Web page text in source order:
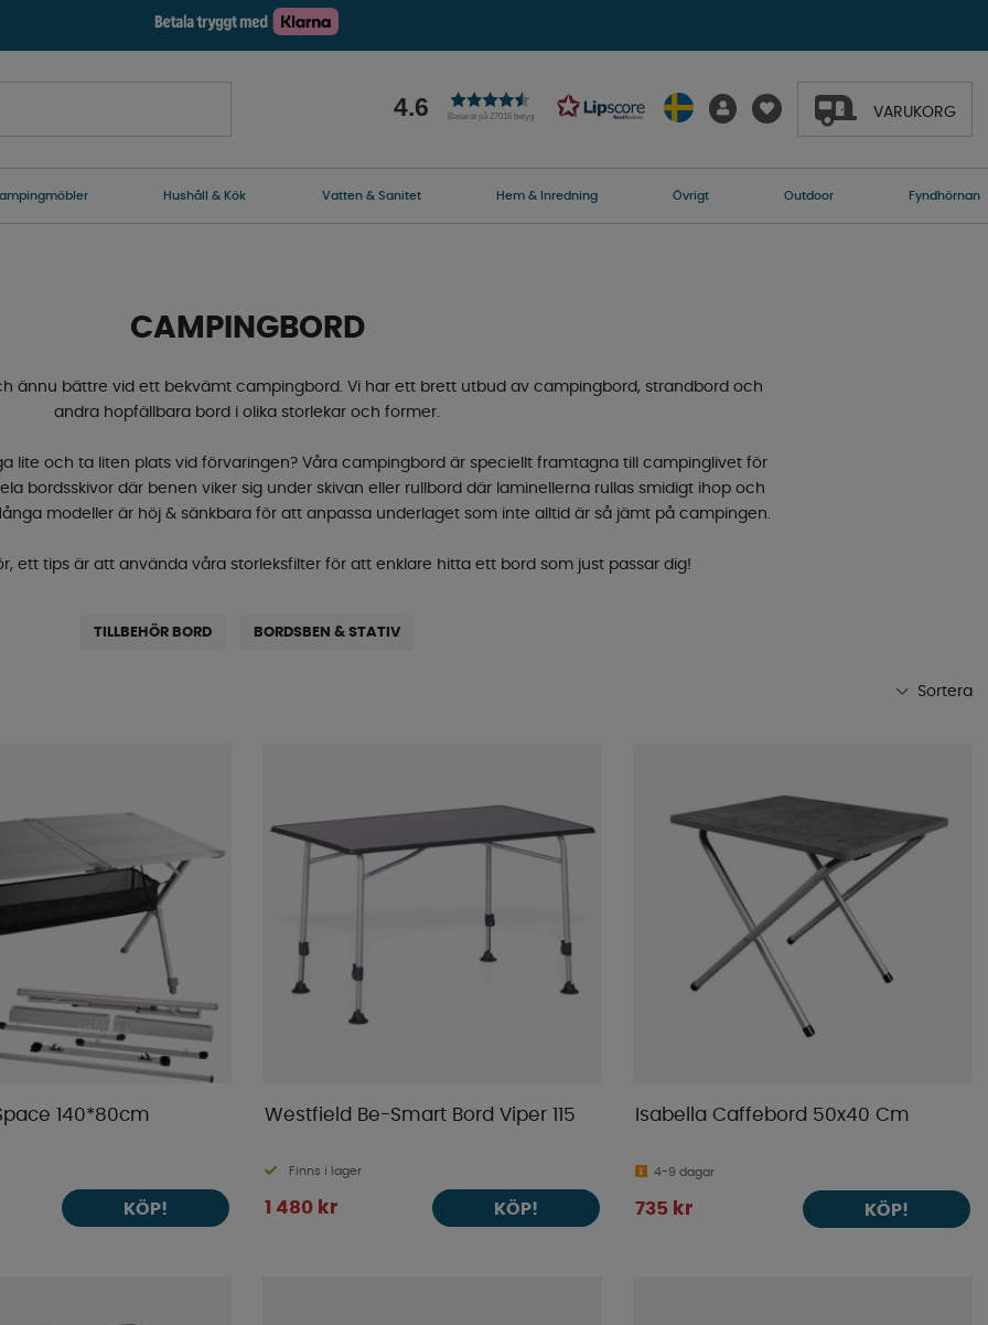
4.6 Baserat på 27016 betyg VARUKORG
Hushåll & Kök Vatten & Sanitet Hem & Inredning Övrigt Outdoor Fyndhörnan
CAMPINGBORD
ännu bättre vid ett bekvämt campingbord. Vi har ett brett utbud av campingbord, strandbord och
andra hopfällbara bord i olika storlekar och former.
lite och ta liten plats vid förvaringen? Våra campingbord är speciellt framtagna till campinglivet för
bordsskivor där benen viker sig under skivan eller rullbord där laminellerna rullas smidigt ihop och
modeller är höj & sänkbara för att anpassa underlaget som inte alltid är så jämt på campingen.
ett tips är att använda våra storleksfilter för att enklare hitta ett bord som just passar dig!
TILLBEHÖR BORD BORDSBEN & STATIV
Sortera
Namn A-Ö
Lägsta pris
Högsta pris
Varumärke
Publiceringsdatum
140*80cm
KÖP!
Westfield Be-Smart Bord Viper 115
Finns i lager
1 480 kr KÖP!
Isabella Caffebord 50x40 Cm
4-9 dagar
735 kr KÖP!